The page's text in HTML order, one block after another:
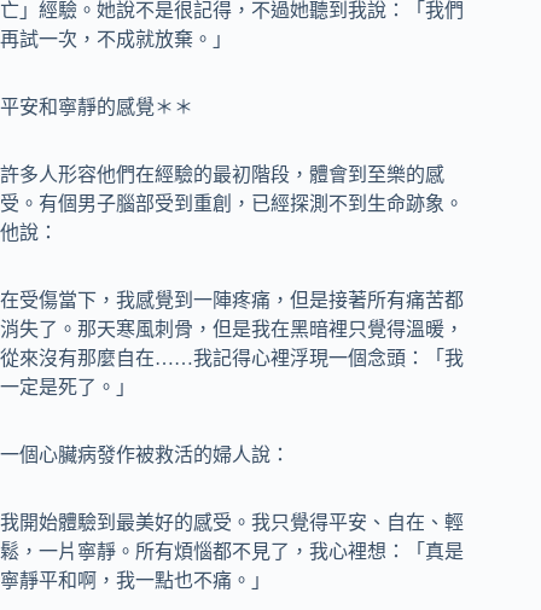
亡」經驗。她說不是很記得，不過她聽到我說：「我們
再試一次，不成就放棄。」
平安和寧靜的感覺＊＊
許多人形容他們在經驗的最初階段，體會到至樂的感
受。有個男子腦部受到重創，已經探測不到生命跡象。
他說：
在受傷當下，我感覺到一陣疼痛，但是接著所有痛苦都
消失了。那天寒風刺骨，但是我在黑暗裡只覺得溫暖，
從來沒有那麼自在……我記得心裡浮現一個念頭：「我
一定是死了。」
一個心臟病發作被救活的婦人說：
我開始體驗到最美好的感受。我只覺得平安、自在、輕
鬆，一片寧靜。所有煩惱都不見了，我心裡想：「真是
寧靜平和啊，我一點也不痛。」